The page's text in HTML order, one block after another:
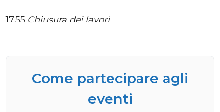
17.55 Chiusura dei lavori
Come partecipare agli
eventi